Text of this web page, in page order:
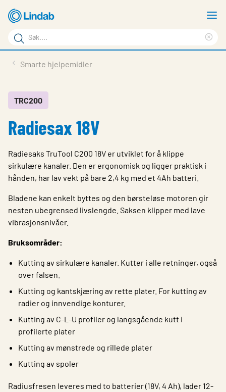
hovedinnhold
Søkeord
Søk
på
Last ned
Om Lindab
Kontakt oss
Logg inn
Choose languge
Norway
Smarte hjelpemidler
TRC200
Radiesax 18V
Radiesaks TruTool C200 18V er utviklet for å klippe
sirkulære kanaler. Den er ergonomisk og ligger praktisk i
hånden, har lav vekt på bare 2,4 kg med et 4Ah batteri.
Bladene kan enkelt byttes og den børsteløse motoren gir
nesten ubegrensed livslengde. Saksen klipper med lave
vibrasjonsnivåer.
Bruksområder:
Kutting av sirkulære kanaler. Kutter i alle retninger, også
over falsen.
Kutting og kantskjæring av rette plater. For kutting av
radier og innvendige konturer.
Kutting av C-L-U profiler og langsgående kutt i
profilerte plater
Kutting av mønstrede og rillede plater
Kutting av spoler
Radiusfresen leveres med to batterier (18V, 4 Ah), lader 12-